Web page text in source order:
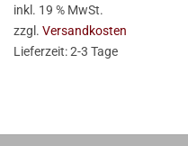
inkl. 19 % MwSt.
zzgl. Versandkosten
Lieferzeit:2-3 Tage